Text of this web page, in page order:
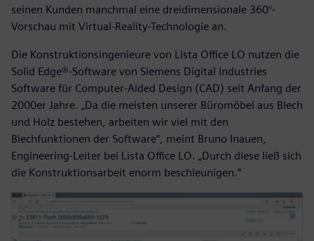
seinen Kunden manchmal eine dreidimensionale 360°-
Vorschau mit Virtual-Reality-Technologie an.
Die Konstruktionsingenieure von Lista Office LO nutzen die
Solid Edge®-Software von Siemens Digital Industries
Software für Computer-Aided Design (CAD) seit Anfang der
2000er Jahre. „Da die meisten unserer Büromöbel aus Blech
und Holz bestehen, arbeiten wir viel mit den
Blechfunktionen der Software“, meint Bruno Inauen,
Engineering-Leiter bei Lista Office LO. „Durch diese ließ sich
die Konstruktionsarbeit enorm beschleunigen.“